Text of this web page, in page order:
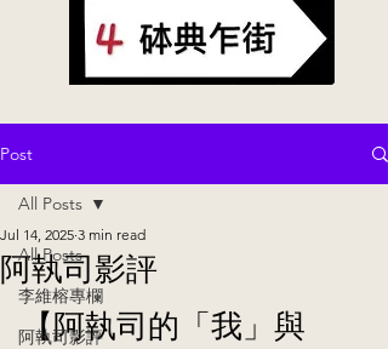
Post
All Posts
李維榕專欄
阿執司影評
All Posts
阿執司影評
Jul 14, 2025 3 min read
【阿執司的「我」與